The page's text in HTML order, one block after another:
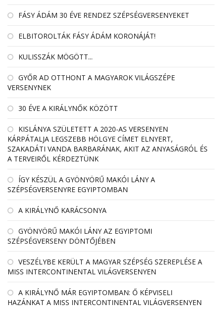
FÁSY ÁDÁM 30 ÉVE RENDEZ SZÉPSÉGVERSENYEKET
ELBITOROLTÁK FÁSY ÁDÁM KORONÁJÁT!
KULISSZÁK MÖGÖTT...
GYŐR AD OTTHONT A MAGYAROK VILÁGSZÉPE
VERSENYNEK
30 ÉVE A KIRÁLYNŐK KÖZÖTT
KISLÁNYA SZÜLETETT A 2020-AS VERSENYEN
KÁRPÁTALJA LEGSZEBB HÖLGYE CÍMET ELNYERT,
SZAKADÁTI VANDA BARBARÁNAK, AKIT AZ ANYASÁGRÓL ÉS
A TERVEIRŐL KÉRDEZTÜNK
ÍGY KÉSZÜL A GYÖNYÖRŰ MAKÓI LÁNY A
SZÉPSÉGVERSENYRE EGYIPTOMBAN
A KIRÁLYNŐ KARÁCSONYA
GYÖNYÖRŰ MAKÓI LÁNY AZ EGYIPTOMI
SZÉPSÉGVERSENY DÖNTŐJÉBEN
VESZÉLYBE KERÜLT A MAGYAR SZÉPSÉG SZEREPLÉSE A
MISS INTERCONTINENTAL VILÁGVERSENYEN
A KIRÁLYNŐ MÁR EGYIPTOMBAN: Ő KÉPVISELI
HAZÁNKAT A MISS INTERCONTINENTAL VILÁGVERSENYEN